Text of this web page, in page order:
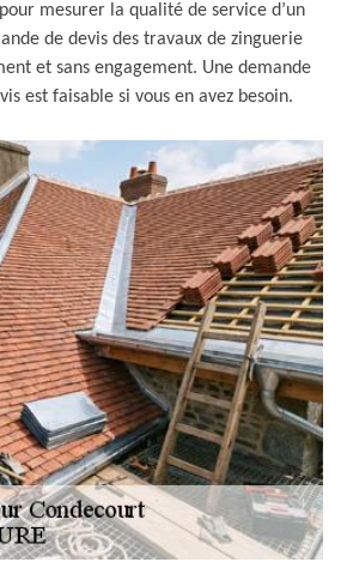
mesurer la qualité de service d’un
de devis des travaux de zinguerie
et sans engagement. Une demande
est faisable si vous en avez besoin.